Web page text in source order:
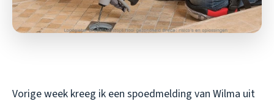
Vorige week kreeg ik een spoedmelding van Wilma uit